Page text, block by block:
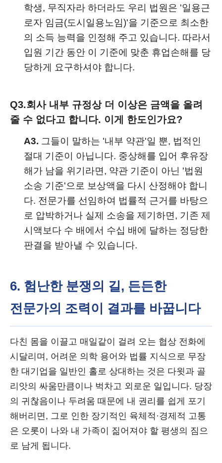
학생, 무직자라 하더라도 우리 법원은 '일용근
로자 임금(도시일용노임)'을 기준으로 최소한
의 소득 능력을 인정해 주고 있습니다. 따라서
입원 기간 동안 이 기준에 맞춘 휴업손해를 당
당하게 요구하셔야 합니다.
Q3.회사 내부 규정상 더 이상은 금액을 올려
줄 수 없다고 합니다. 이게 한도인가요?
A3. 그들이 말하는 '내부 약관'일 뿐, 법적인
절대 기준이 아닙니다. 중상해를 입어 후유장
해가 남을 위기라면, 약관 기준이 아닌 '법원
소송 기준'으로 보상액을 다시 산정해야 합니
다. 전문가를 선임하여 법률적 근거를 바탕으
로 압박하거나 실제 소송을 제기하면, 기존 제
시액보다 수 배에서 수십 배에 달하는 정당한
판결을 받아낼 수 있습니다.
6. 험난한 분쟁의 길, 든든한
전문가의 조력이 결과를 바꿉니다
다친 몸을 이끌고 매일같이 걸려 오는 협상 전화에
시달리며, 어려운 의학 용어와 법률 지식으로 무장
한 대기업을 일반인 홀로 상대하는 것은 다윗과 골
리앗의 싸움만큼이나 벅차고 외로운 일입니다. 당장
의 귀찮음이나 두려움 때문에 내 권리를 쉽게 포기
해버리면, 그로 인한 장기적인 육체적·경제적 고통
은 오롯이 나와 내 가족이 짊어져야 할 평생의 짐으
로 남게 됩니다.